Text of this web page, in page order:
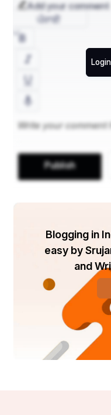
उसका रास्ता कभी नहीं
परिचय नहीं कराती
और अग्रसर करती है।
है। आपके जीवन का ध्येय
आत्मविश्वास है।
छोड़ सकारात्मक सोच ले
निर्णय ले । दिल की सुने
Add your comment
ਪੰਜਾਬੀ
Publish
Blogging in
easy by
and